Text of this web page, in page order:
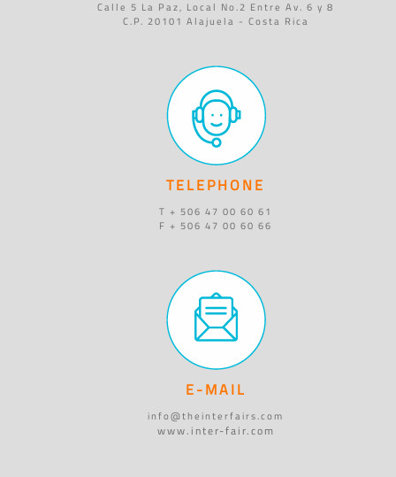
Calle 5 La Paz, Local No.2 Entre Av. 6 y 8
C.P. 20101 Alajuela - Costa Rica
TELEPHONE
T + 506 47 00 60 61
F + 506 47 00 60 66
E-MAIL
info@theinterfairs.com
www.inter-fair.com